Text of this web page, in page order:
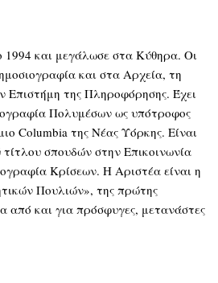
1994 και μεγάλωσε στα Κύθηρα. Οι
και στα Αρχεία, τη
Επιστήμη της Πληροφόρησης. Έχει
Πολυμέσων ως υπότροφος
Columbia της Νέας Υόρκης. Είναι
σπουδών στην Επικοινωνία
Κρίσεων. Η Αριστέα είναι η
Πουλιών», της πρώτης
από και για πρόσφυγες, μετανάστες